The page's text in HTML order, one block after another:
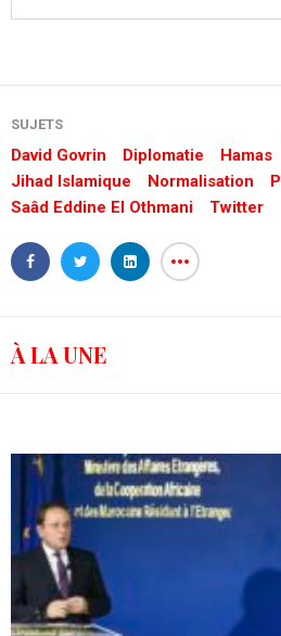
SUJETS
David Govrin Diplomatie Hamas
Jihad Islamique
Normalisation
Saâd Eddine El Othmani
Twitter
À LA UNE